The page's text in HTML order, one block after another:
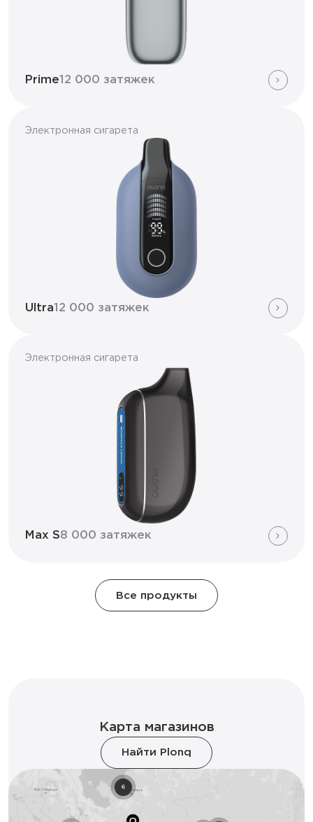
Prime12 000 затяжек
Электронная сигарета
Ultra12 000 затяжек
Электронная сигарета
Max S8 000 затяжек
Все продукты
Карта магазинов
Найти Plonq